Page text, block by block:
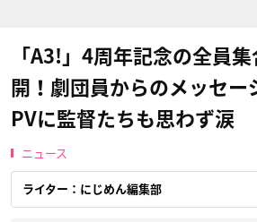
「A3!」4周年記念の全員
開！劇団員からのメッセー
PVに監督たちも思わず涙
ニュース
ライター：にじめん編集部